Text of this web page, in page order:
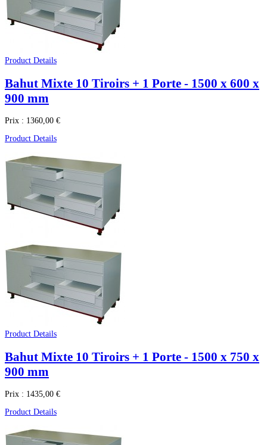
Product Details
Bahut Mixte 10 Tiroirs + 1 Porte - 1500 x 600 x
900 mm
Prix : 1360,00 €
Product Details
Product Details
Bahut Mixte 10 Tiroirs + 1 Porte - 1500 x 750 x
900 mm
Prix : 1435,00 €
Product Details